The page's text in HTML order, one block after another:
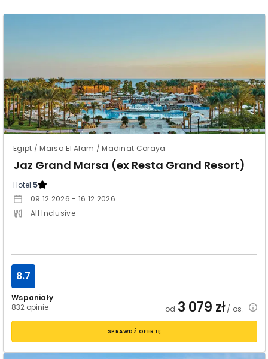
Egipt / Marsa El Alam / Madinat Coraya
Jaz Grand Marsa (ex Resta Grand Resort)
Hotel:5
09.12.2026 - 16.12.2026
All Inclusive
Wspaniały
832 opinie
8.7
od 3 079 zł/ os.
SPRAWDŹ OFERTĘ